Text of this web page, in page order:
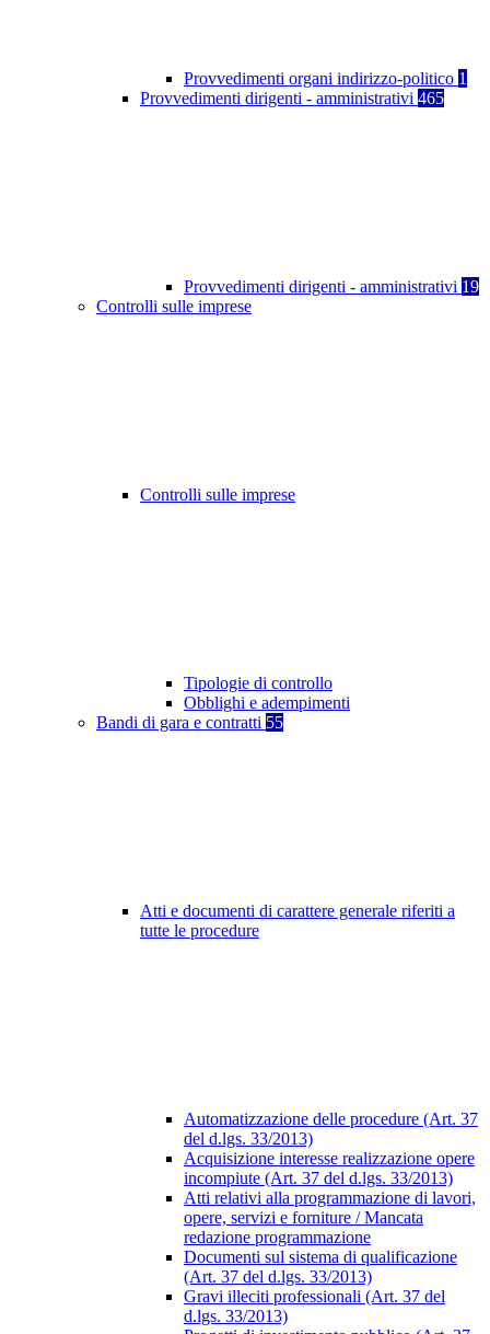
Provvedimenti organi indirizzo-politico 1
Provvedimenti dirigenti - amministrativi 465
Provvedimenti dirigenti - amministrativi 19
Controlli sulle imprese
Controlli sulle imprese
Tipologie di controllo
Obblighi e adempimenti
Bandi di gara e contratti 55
Atti e documenti di carattere generale riferiti a
tutte le procedure
Automatizzazione delle procedure (Art. 37
del d.lgs. 33/2013)
Acquisizione interesse realizzazione opere
incompiute (Art. 37 del d.lgs. 33/2013)
Atti relativi alla programmazione di lavori,
opere, servizi e forniture / Mancata
redazione programmazione
Documenti sul sistema di qualificazione
(Art. 37 del d.lgs. 33/2013)
Gravi illeciti professionali (Art. 37 del
d.lgs. 33/2013)